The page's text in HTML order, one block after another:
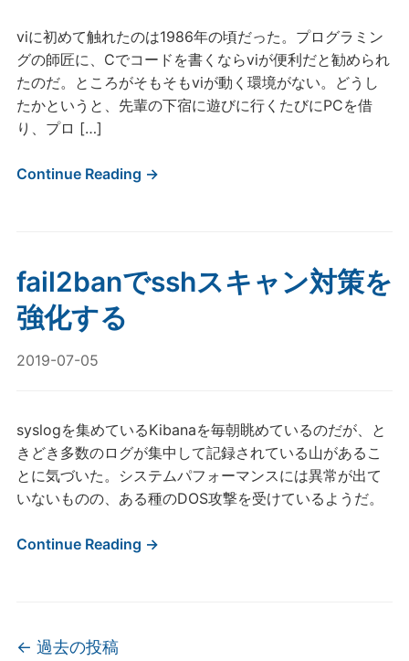
viに初めて触れたのは1986年の頃だった。プログラミン
グの師匠に、Cでコードを書くならviが便利だと勧められ
たのだ。ところがそもそもviが動く環境がない。どうし
たかというと、先輩の下宿に遊びに行くたびにPCを借
り、プロ […]
Continue Reading →
fail2banでsshスキャン対策を
強化する
2019-07-05
syslogを集めているKibanaを毎朝眺めているのだが、と
きどき多数のログが集中して記録されている山があるこ
とに気づいた。システムパフォーマンスには異常が出て
いないものの、ある種のDOS攻撃を受けているようだ。
Continue Reading →
投稿ナビゲーション
← 過去の投稿